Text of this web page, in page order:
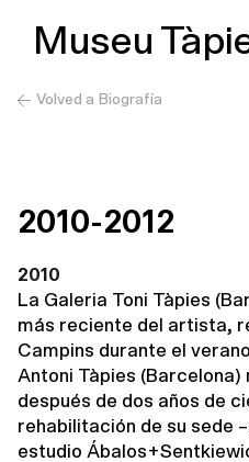
Museu
Volved a Biografía
2010-2012
2010
La Galeria Toni Tàpies
más reciente del artista,
Campins durante el
Antoni Tàpies
después de dos años de
rehabilitación de su sede
estudio